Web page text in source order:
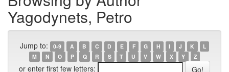
Yagodynets, Petro
Jump to: 0-9 A B C D E F G H I J K
L
M
N O P Q R S T U V W X Y Z
or enter first few letters: